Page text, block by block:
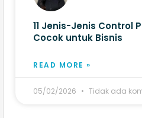
11 Jenis-Jenis Control
Cocok untuk Bisnis
READ MORE »
05/02/2026 Tidak ada